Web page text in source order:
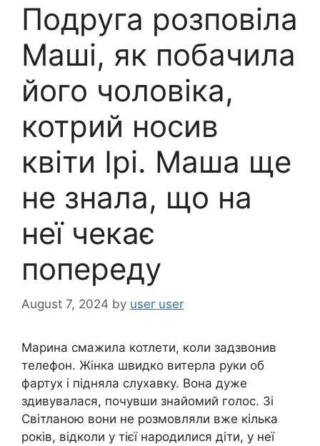
Подруга розповіла
Маші, як побачила
його чоловіка,
котрий носив
квіти Ірі. Маша ще
не знала, що на
неї чекає
попереду
August 7, 2024 by user user
Марина смажила котлети, коли задзвонив
телефон. Жінка швидко витерла руки об
фартух і підняла слухавку. Вона дуже
здивувалася, почувши знайомий голос. Зі
Світланою вони не розмовляли вже кілька
років, відколи у тієї народилися діти, у неї